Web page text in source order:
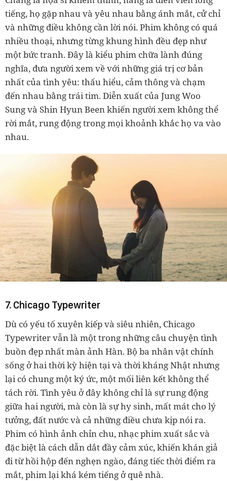
tiếng, họ gặp nhau và yêu nhau bằng ánh mắt, cử chỉ
và những điều không cần lời nói. Phim không có quá
nhiều thoại, nhưng từng khung hình đều đẹp như
một bức tranh. Đây là kiểu phim chữa lành đúng
nghĩa, đưa người xem về với những giá trị cơ bản
nhất của tình yêu: thấu hiểu, cảm thông và chạm
đến nhau bằng trái tim. Diễn xuất của Jung Woo
Sung và Shin Hyun Been khiến người xem không thể
rời mắt, rung động trong mọi khoảnh khắc họ va vào
nhau.
7. Chicago Typewriter
Dù có yếu tố xuyên kiếp và siêu nhiên, Chicago
Typewriter vẫn là một trong những câu chuyện tình
buồn đẹp nhất màn ảnh Hàn. Bộ ba nhân vật chính
sống ở hai thời kỳ hiện tại và thời kháng Nhật nhưng
lại có chung một ký ức, một mối liên kết không thể
tách rời. Tình yêu ở đây không chỉ là sự rung động
giữa hai người, mà còn là sự hy sinh, mất mát cho lý
tưởng, đất nước và cả những điều chưa kịp nói ra.
Phim có hình ảnh chỉn chu, nhạc phim xuất sắc và
đặc biệt là cách dẫn dắt đầy cảm xúc, khiến khán giả
đi từ hồi hộp đến nghẹn ngào, đáng tiếc thời điểm ra
mắt, phim lại khá kém tiếng ở quê nhà.